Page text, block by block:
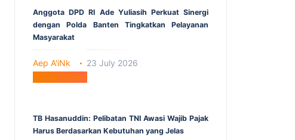
Anggota DPD RI Ade Yuliasih Perkuat Sinergi
dengan Polda Banten Tingkatkan Pelayanan
Masyarakat
Aep A'iNk 23 July 2026
Berita Utama
TB Hasanuddin: Pelibatan TNI Awasi Wajib Pajak
Harus Berdasarkan Kebutuhan yang Jelas